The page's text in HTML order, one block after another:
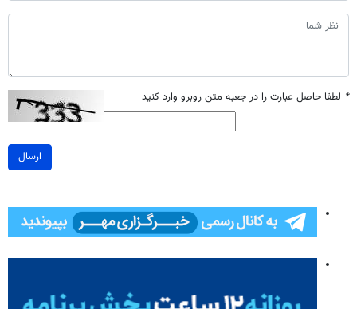
* لطفا حاصل عبارت را در جعبه متن روبرو وارد کنید
ارسال